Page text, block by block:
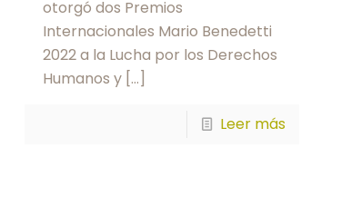
otorgó dos Premios
Internacionales Mario Benedetti
2022 a la Lucha por los Derechos
Humanos y[…]
Leer más